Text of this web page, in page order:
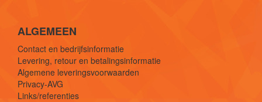
ALGEMEEN
Contact en bedrijfsinformatie
Levering, retour en betalingsinformatie
Algemene leveringsvoorwaarden
Privacy-AVG
Links/referenties